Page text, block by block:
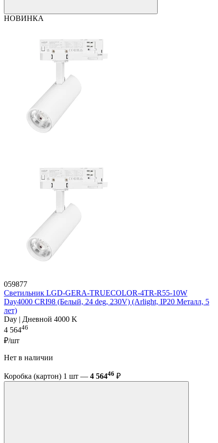
НОВИНКА
059877
Светильник LGD-GERA-TRUECOLOR-4TR-R55-10W
Day4000 CRI98 (Белый, 24 deg, 230V) (Arlight, IP20 Металл, 5
лет)
Day | Дневной 4000 K
4 56446
₽/шт
Нет в наличии
Коробка (картон) 1 шт — 4 56446 ₽